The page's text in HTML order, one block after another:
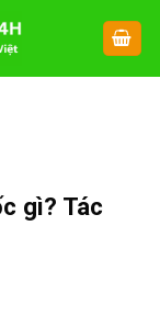
gì? Tác